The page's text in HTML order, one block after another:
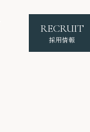
RECRUIT
採用情報